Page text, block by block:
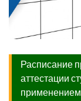
Расписание
аттестации
применением